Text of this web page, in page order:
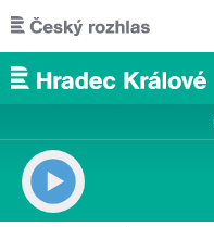
Přejít k hlavnímu obsahu